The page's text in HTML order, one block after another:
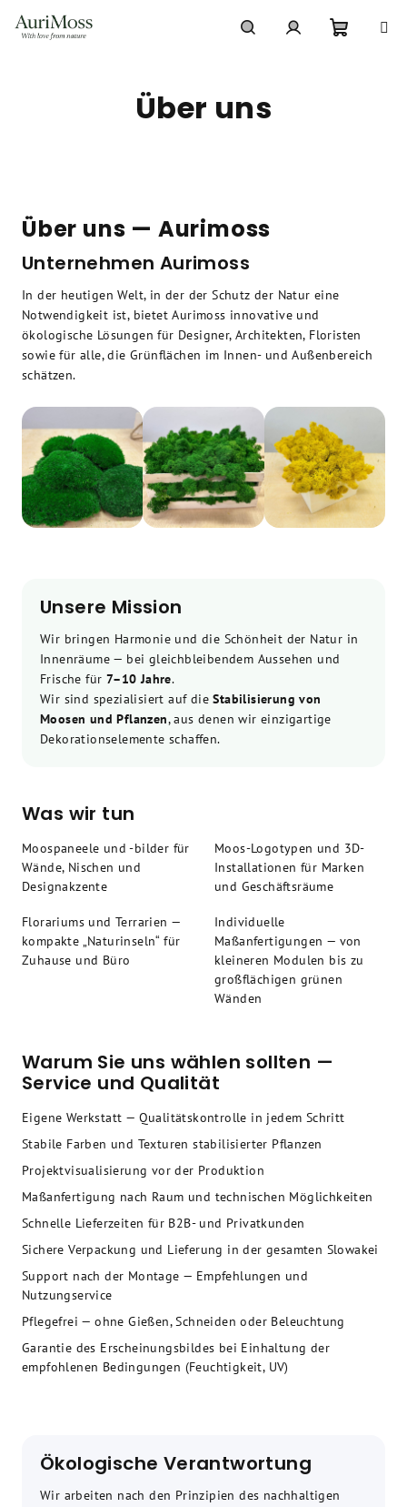
Inhalt
springen
Über uns
Über uns — Aurimoss
Unternehmen Aurimoss
In der heutigen Welt, in der der Schutz der Natur eine
Notwendigkeit ist, bietet Aurimoss innovative und
ökologische Lösungen für Designer, Architekten, Floristen
sowie für alle, die Grünflächen im Innen- und Außenbereich
schätzen.
Unsere Mission
Wir bringen Harmonie und die Schönheit der Natur in
Innenräume — bei gleichbleibendem Aussehen und
Frische für 7–10 Jahre.
Wir sind spezialisiert auf dieStabilisierung von
Moosen und Pflanzen, aus denen wir einzigartige
Dekorationselemente schaffen.
Was wir tun
Moospaneele und -bilder für
Wände, Nischen und
Designakzente
Moos-Logotypen und 3D-
Installationen für Marken
und Geschäftsräume
Florariums und Terrarien —
kompakte „Naturinseln“ für
Zuhause und Büro
Individuelle
Maßanfertigungen — von
kleineren Modulen bis zu
großflächigen grünen
Wänden
Warum Sie uns wählen sollten —
Service und Qualität
Eigene Werkstatt — Qualitätskontrolle in jedem Schritt
Stabile Farben und Texturen stabilisierter Pflanzen
Projektvisualisierung vor der Produktion
Maßanfertigung nach Raum und technischen Möglichkeiten
Schnelle Lieferzeiten für B2B- und Privatkunden
Sichere Verpackung und Lieferung in der gesamten Slowakei
Support nach der Montage — Empfehlungen und
Nutzungservice
Pflegefrei — ohne Gießen, Schneiden oder Beleuchtung
Garantie des Erscheinungsbildes bei Einhaltung der
empfohlenen Bedingungen (Feuchtigkeit, UV)
Ökologische Verantwortung
Wir arbeiten nach den Prinzipien des nachhaltigen